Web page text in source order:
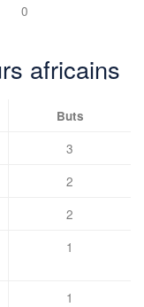
0
africains
Buts
3
2
2
1
1